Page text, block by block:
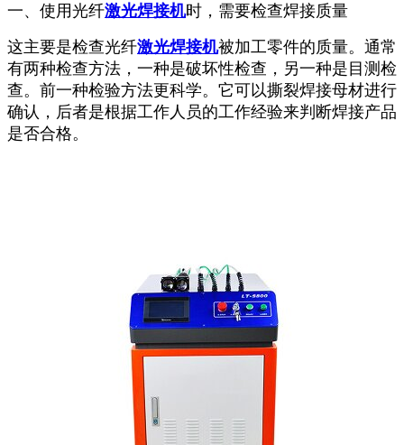
一、使用光纤激光焊接机时，需要检查焊接质量
这主要是检查光纤激光焊接机被加工零件的质量。通常
有两种检查方法，一种是破坏性检查，另一种是目测检
查。前一种检验方法更科学。它可以撕裂焊接母材进行
确认，后者是根据工作人员的工作经验来判断焊接产品
是否合格。